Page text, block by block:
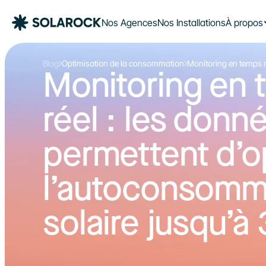
Nos AgencesNos InstallationsÀ propos
Blog Optimisation de la consommation Monitoring en temps
d’optimiser
Monitoring en
réel : les
permettent
solaire